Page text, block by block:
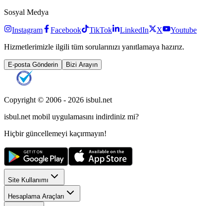
Sosyal Medya
Instagram Facebook TikTok LinkedIn X
Youtube
Hizmetlerimizle ilgili tüm sorularınızı yanıtlamaya hazırız.
E-posta Gönderin Bizi Arayın
Copyright © 2006 - 2026 isbul.net
isbul.net mobil uygulamasını indirdiniz mi?
Hiçbir güncellemeyi kaçırmayın!
Site Kullanımı
Hesaplama Araçları